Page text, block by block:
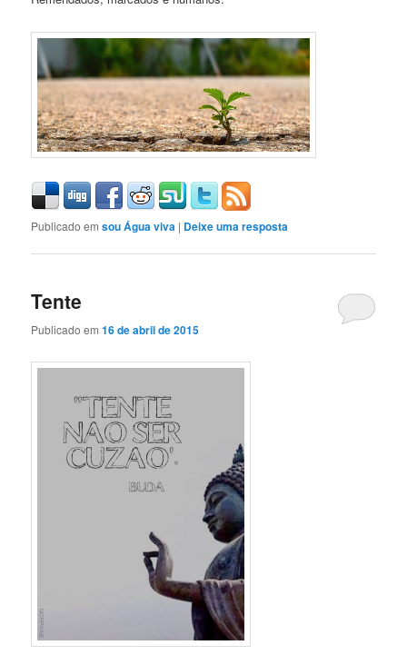
Publicado em sou Água viva | Deixe uma resposta
Tente
Publicado em16 de abril de 2015